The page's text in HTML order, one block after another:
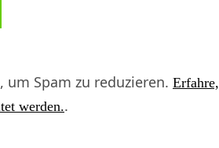
um Spam zu reduzieren. Erfahre,
werden..